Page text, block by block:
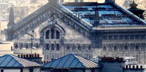
© 2026 Tous droits